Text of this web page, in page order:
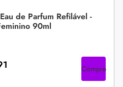
de Parfum Refilável -
90ml
Compre